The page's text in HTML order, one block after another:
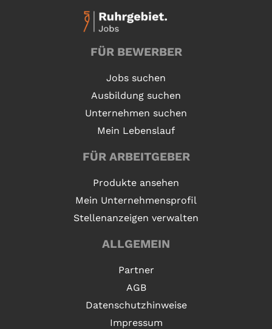
FÜR BEWERBER
Jobs suchen
Ausbildung suchen
Unternehmen suchen
Mein Lebenslauf
FÜR ARBEITGEBER
Produkte ansehen
Mein Unternehmensprofil
Stellenanzeigen verwalten
ALLGEMEIN
Partner
AGB
Datenschutzhinweise
Impressum